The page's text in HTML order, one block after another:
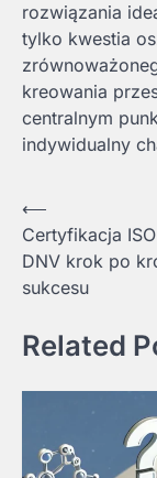
rozwiązania
tylko kwestia
kreowania
centralnym
indywidualny
Nawigacja
wpisu
⟵
Certyfikacja
DNV krok po
sukcesu
Related